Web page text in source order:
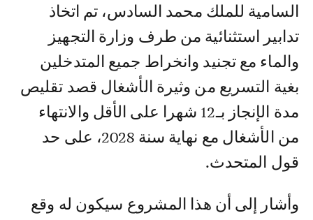
السامية للملك محمد السادس، تم اتخاذ
تدابير استثنائية من طرف وزارة التجهيز
والماء مع تجنيد وانخراط جميع المتدخلين
بغية التسريع من وثيرة الأشغال قصد تقليص
مدة الإنجاز بـ12 شهرا على الأقل والانتهاء
من الأشغال مع نهاية سنة 2028، على حد
قول المتحدث.
وأشار إلى أن هذا المشروع سيكون له وقع